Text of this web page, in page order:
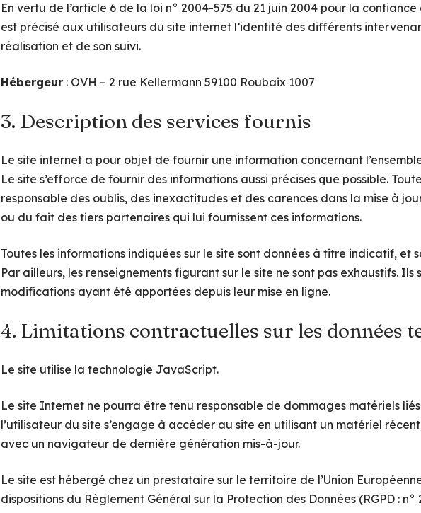
En vertu de l’article 6 de la loi n° 2004-575 du 21 juin 2004 pour la confiance
est précisé aux utilisateurs du site internet l’identité des différents
réalisation et de son suivi.
Hébergeur : OVH – 2 rue Kellermann 59100 Roubaix 1007
3. Description des services fournis
Le site internet a pour objet de fournir une information concernant
Le site s’efforce de fournir des informations aussi précises que possible.
responsable des oublis, des inexactitudes et des carences dans la mise à
ou du fait des tiers partenaires qui lui fournissent ces informations.
Toutes les informations indiquées sur le site sont données à titre indicatif, et
Par ailleurs, les renseignements figurant sur le site ne sont pas exhaustifs. Ils
modifications ayant été apportées depuis leur mise en ligne.
4. Limitations contractuelles sur les données
Le site utilise la technologie JavaScript.
Le site Internet ne pourra être tenu responsable de dommages matériels
l’utilisateur du site s’engage à accéder au site en utilisant un matériel
avec un navigateur de dernière génération mis-à-jour.
Le site est hébergé chez un prestataire sur le territoire de l’Union
dispositions du Règlement Général sur la Protection des Données (RGPD : n°